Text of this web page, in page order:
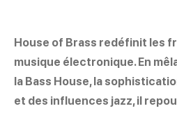
House of Brass redéfinit les
musique électronique. En
la Bass House, la
et des influences jazz, il